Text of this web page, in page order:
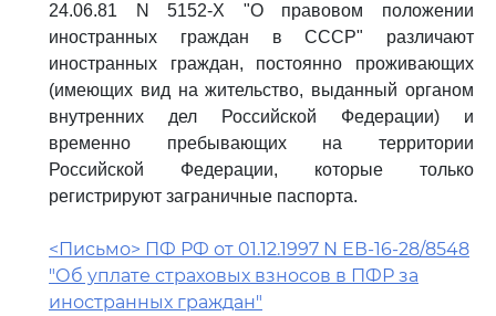
24.06.81 N 5152-X "О правовом положении
иностранных граждан в СССР" различают
иностранных граждан, постоянно проживающих
(имеющих вид на жительство, выданный органом
внутренних дел Российской Федерации) и
временно пребывающих на территории
Российской Федерации, которые только
регистрируют заграничные паспорта.
<Письмо> ПФ РФ от 01.12.1997 N ЕВ-16-28/8548
"Об уплате страховых взносов в ПФР за
иностранных граждан"